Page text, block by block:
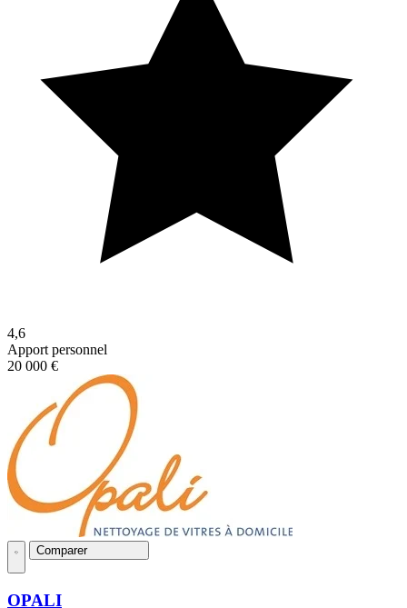
4,6
Apport personnel
20 000 €
Comparer
OPALI